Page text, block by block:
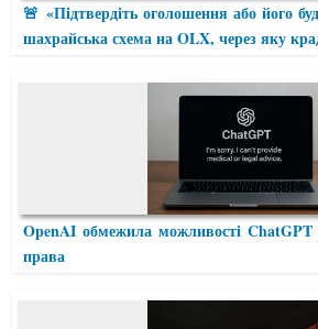
🚨 «Підтвердіть оголошення або його
шахрайська схема на OLX, через яку
OpenAI обмежила можливості
права